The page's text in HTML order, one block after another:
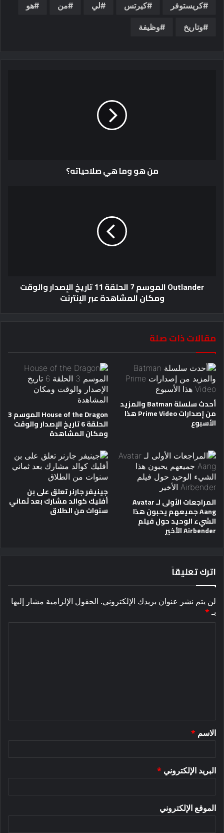
كريستوفر كيرتس لي من هو
وتاريخ وظيفة
من هو وما هي صلاحياته؟
Outlander الموسم 7 الحلقة 11 تاريخ الإصدار والوقت
ومكان المشاهدة عبر الإنترنت
مقالات ذات صلة
أحدث سلسلة Batman والمزيد
من إصدارات Prime Video هذا
الأسبوع
House of the Dragon الموسم 3
الحلقة 6 تاريخ الإصدار والوقت
ومكان المشاهدة
المراجعات الأولى لـ Avatar
Aang جميعهم يحبون هذا
الشيء الوحيد حول فيلم
Airbender الأخير
جينيفر جارنر تعلق على بن
أفليك كوالد مشارك بعد ثماني
سنوات من الطلاق
اترك تعليقاً
لن يتم نشر عنوان بريدك الإلكتروني. الحقول الإلزامية مشار إليها
بـ*
*
الاسم *
البريد الإلكتروني *
الموقع الإلكتروني